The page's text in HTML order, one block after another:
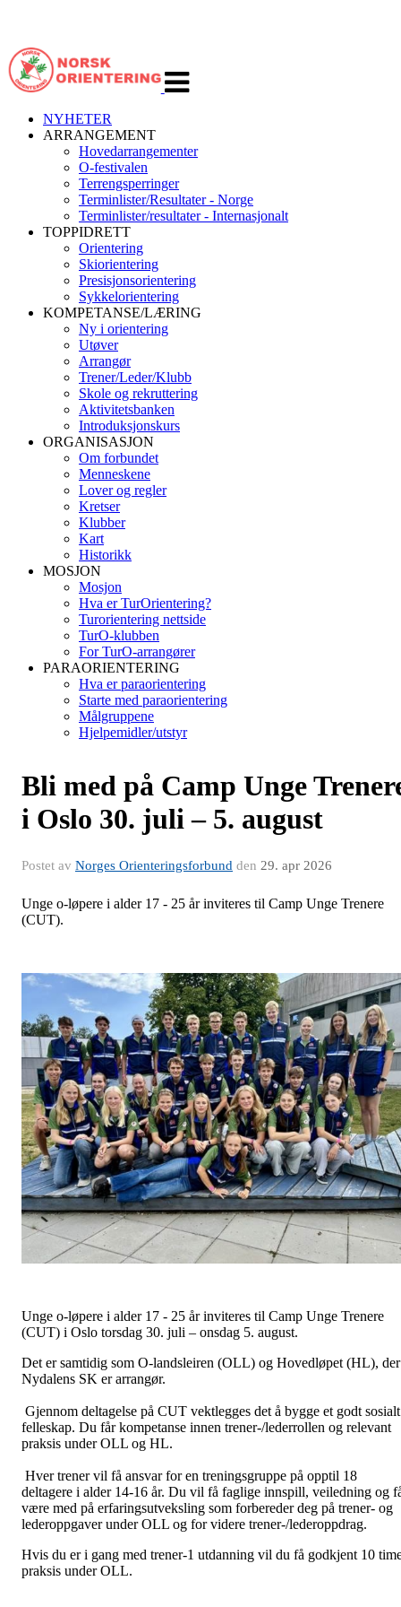
navigasjon
NYHETER
ARRANGEMENT
Hovedarrangementer
O-festivalen
Terrengsperringer
Terminlister/Resultater - Norge
Terminlister/resultater - Internasjonalt
TOPPIDRETT
Orientering
Skiorientering
Presisjonsorientering
Sykkelorientering
KOMPETANSE/LÆRING
Ny i orientering
Utøver
Arrangør
Trener/Leder/Klubb
Skole og rekruttering
Aktivitetsbanken
Introduksjonskurs
ORGANISASJON
Om forbundet
Menneskene
Lover og regler
Kretser
Klubber
Kart
Historikk
MOSJON
Mosjon
Hva er TurOrientering?
Turorientering nettside
TurO-klubben
For TurO-arrangører
PARAORIENTERING
Hva er paraorientering
Starte med paraorientering
Målgruppene
Hjelpemidler/utstyr
Bli med på Camp Unge
i Oslo 30. juli – 5. august
Postet av Norges Orienteringsforbund den 29. apr 2026
Unge o-løpere i alder 17 - 25 år inviteres til Camp Unge Trenere
(CUT).
Unge o-løpere i alder 17 - 25 år inviteres til Camp Unge Trenere
(CUT) i Oslo torsdag 30. juli – onsdag 5. august.
Det er samtidig som O-landsleiren (OLL) og Hovedløpet (HL), der
Nydalens SK er arrangør.
Gjennom deltagelse på CUT vektlegges det å bygge et godt sosialt
felleskap. Du får kompetanse innen trener-/lederrollen og relevant
praksis under OLL og HL.
Hver trener vil få ansvar for en treningsgruppe på opptil 18
deltagere i alder 14-16 år. Du vil få faglige innspill, veiledning og
være med på erfaringsutveksling som forbereder deg på trener- og
lederoppgaver under OLL og for videre trener-/lederoppdrag.
Hvis du er i gang med trener-1 utdanning vil du få godkjent 10
praksis under OLL.